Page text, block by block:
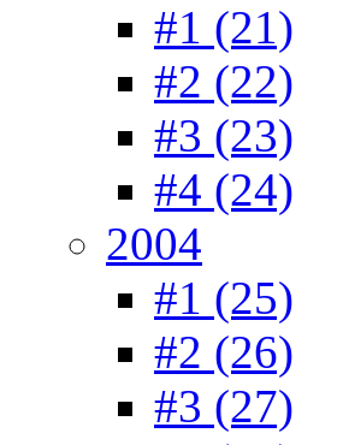
#1 (21)
#2 (22)
#3 (23)
#4 (24)
2004
#1 (25)
#2 (26)
#3 (27)